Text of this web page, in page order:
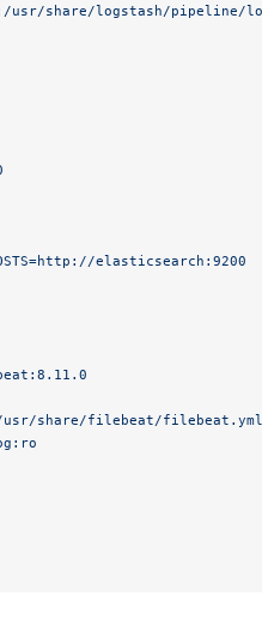
usr/share/logstash/pipeline/
elasticsearch:9200
share/filebeat/filebeat.yml